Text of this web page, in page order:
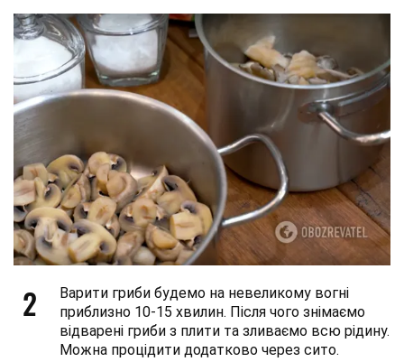
2
Варити гриби будемо на невеликому вогні
приблизно 10-15 хвилин. Після чого знімаємо
відварені гриби з плити та зливаємо всю рідину.
Можна процідити додатково через сито.